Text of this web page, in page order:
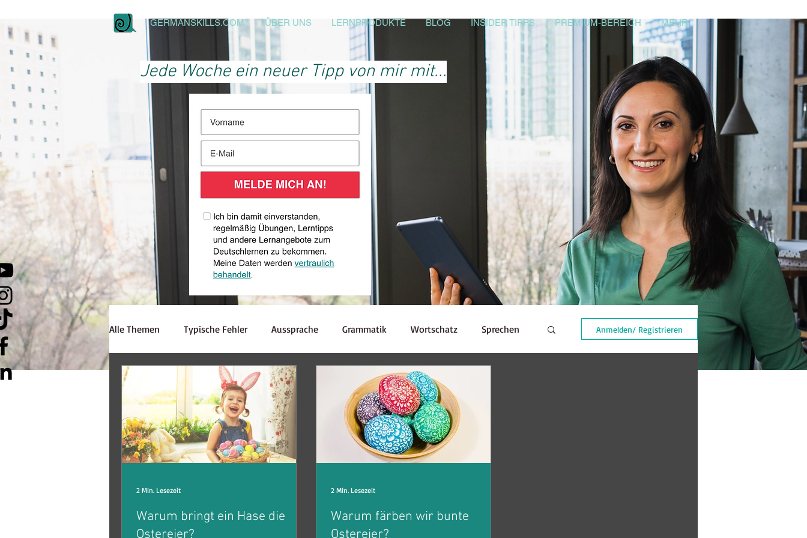
GERMANSKILLS.COM ÜBER UNS LERNPRODUKTE BLOG INSIDER TIPPS PREMIUM-BEREICH MEHR
Jede Woche ein neuer Tipp von mir mit...
Alle Themen Typische Fehler Aussprache Grammatik Wortschatz Sprechen
Schreiben Redewendungen Kulturelle Kuriositäten
Lerninspiration Strategien Ressourcen Kaffeepause
Anmelden/ Registrieren
Warum bringt ein Hase die
2 Min. Lesezeit
Warum färben wir bunte
2 Min. Lesezeit